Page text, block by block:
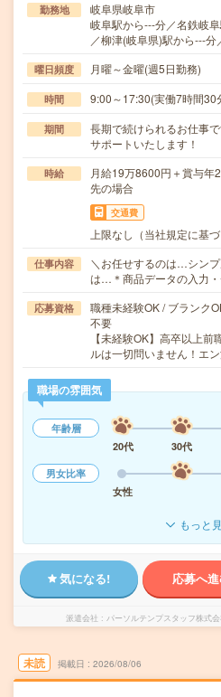
勤務地
岐阜県岐阜市
岐阜駅から---分／名鉄岐
／柳津(岐阜県)駅から---
曜日頻度 月曜～金曜(週5日勤務)
時間 9:00～17:30(実働7時間30
期間
長期で続けられるお仕事
サポートいたします！
時給
月給19万8600円＋賞与年
先の場合
交通費
上限なし（当社規定に基づ
仕事内容
＼お任せするのは…シン
は…＊商品データの入力
応募資格
職種未経験OK / ブランク
不要
【未経験OK】高卒以上
ルは一切問いません！エ
職場の雰囲気
年齢層
20代
30代
男女比率
女性
もっと
気になる! 応募へ
派遣会社 パーソルテンプスタッフ株式
未読 掲載日 2026/08/06